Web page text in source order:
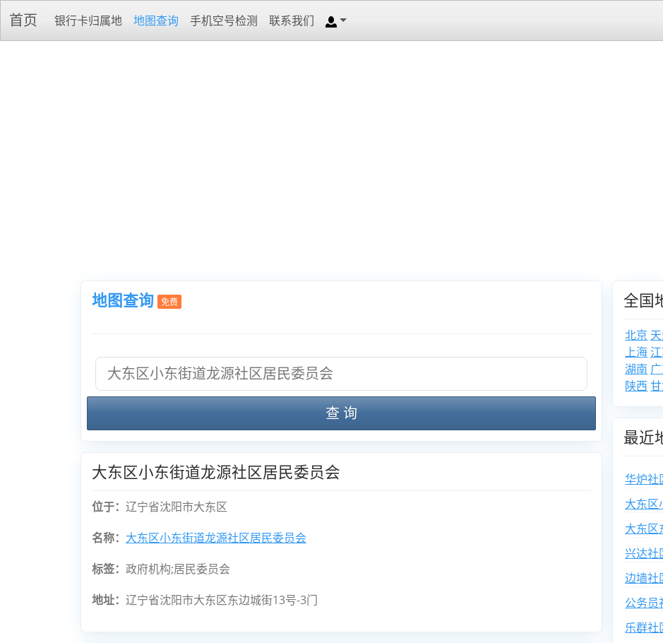
首页 银行卡归属地 地图查询 手机空号检测 联系我们
地图查询 免费
查 询
大东区小东街道龙源社区居民委员会
位于： 辽宁省沈阳市大东区
名称： 大东区小东街道龙源社区居民委员会
标签： 政府机构;居民委员会
地址： 辽宁省沈阳市大东区东边城街13号-3门
全国
北京
上海
湖南
陕西
最近
华炉社
大东区
大东区
兴达社
边墙社
公务员
乐群社